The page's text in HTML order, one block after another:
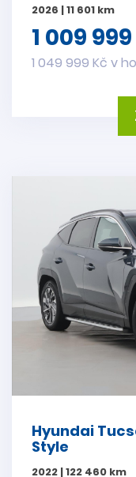
2026 | 11 601 km
1 009
1 049 999 Kč v
Hyundai
Style
2022 | 122 460 km